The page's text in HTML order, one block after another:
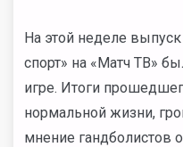
На этой неделе
спорт» на «Матч ТВ»
игре. Итоги
нормальной жизни,
мнение гандболистов